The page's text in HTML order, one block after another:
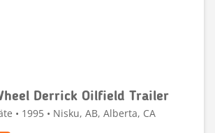
Derrick Oilfield Trailer
• 1995 • Nisku, AB, Alberta, CA